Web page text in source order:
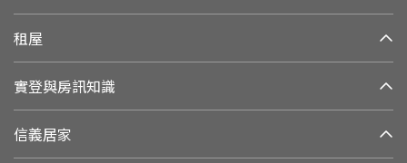
租屋
實登與房訊知識
信義居家